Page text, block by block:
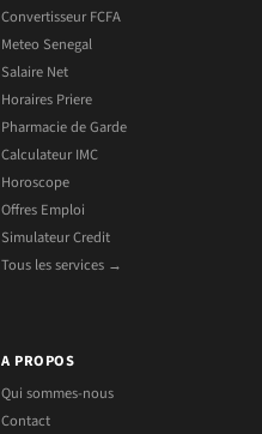
Convertisseur FCFA
Meteo Senegal
Salaire Net
Horaires Priere
Pharmacie de Garde
Calculateur IMC
Horoscope
Offres Emploi
Simulateur Credit
Tous les services →
A PROPOS
Qui sommes-nous
Contact